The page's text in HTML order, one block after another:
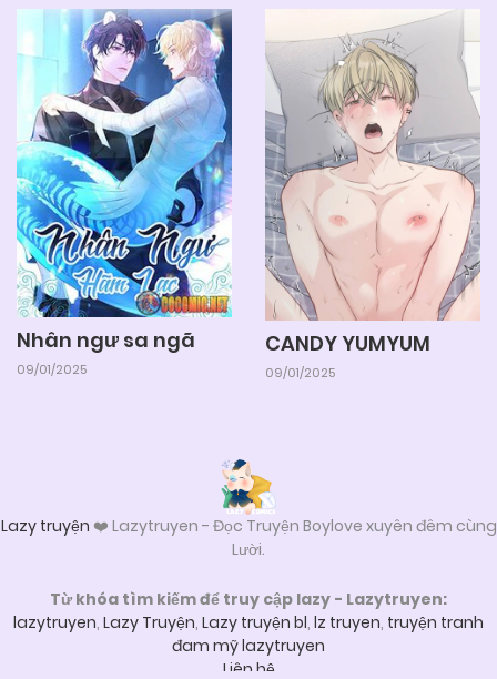
Chapter 30 06/06/2025
Chapter 29 06/06/2025
Chapter 28 06/06/2025
Chapter 27 06/06/2025
Chapter 26 06/06/2025
Chapter 23
Nhân ngư sa ngã
09/01/2025
CANDY YUMYUM
09/01/2025
Lazy truyện ❤️ Lazytruyen - Đọc Truyện Boylove xuyên đêm cùng
Lười.
Từ khóa tìm kiếm để truy cập lazy - Lazytruyen:
lazytruyen, Lazy Truyện, Lazy truyện bl, lz truyen, truyện tranh
đam mỹ lazytruyen
Liên hệ